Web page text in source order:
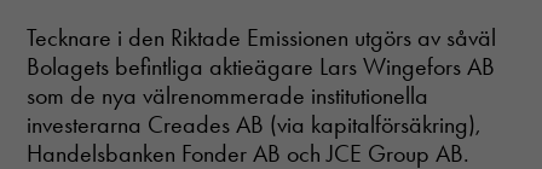
Tecknare i den Riktade Emissionen utgörs av såväl
Bolagets befintliga aktieägare Lars Wingefors AB
som de nya välrenommerade institutionella
investerarna Creades AB (via kapitalförsäkring),
Handelsbanken Fonder AB och JCE Group AB.